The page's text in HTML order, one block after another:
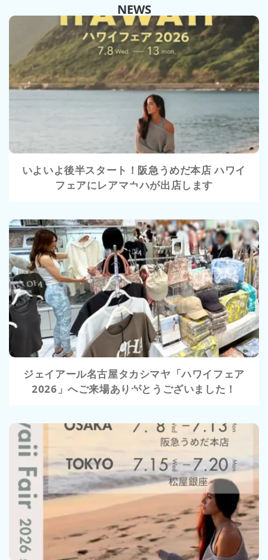
NEWS
VIEW
いよいよ後半スタート！阪急うめだ本店 ハワイ
フェアにレアマカハが出店します
VIEW
ジェイアール名古屋タカシマヤ「ハワイフェア
2026」へご来場ありがとうございました！
VIEW